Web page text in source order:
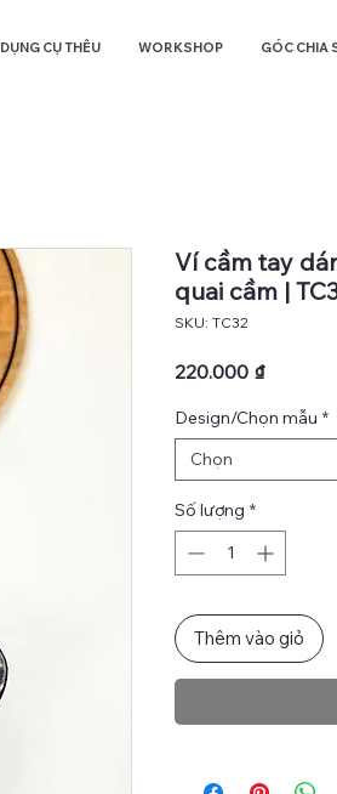
DỤNG CỤ THÊU WORKSHOP GÓC CHIA
Ví cầm tay
quai cầm |
SKU: TC32
220.000 ₫Giá
Design/Chọn mẫu *
Chọn
Số lượng *
Thêm vào giỏ